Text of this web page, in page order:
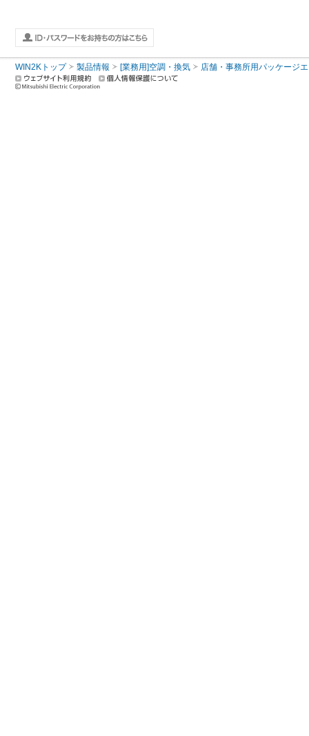
WIN2Kトップ 製品情報 [業務用]空調・換気 店舗・事務所用パッケージ